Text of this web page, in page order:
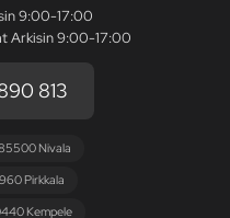
9:00-17:00
Arkisin 9:00-17:00
813
Nivala
Pirkkala
Kempele